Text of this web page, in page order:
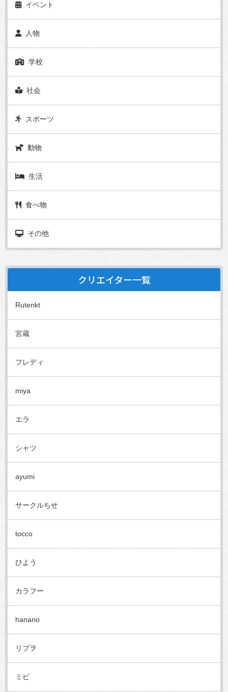
イベント
人物
学校
社会
スポーツ
動物
生活
食べ物
その他
クリエイター一覧
Rutenkt
宮蔵
フレディ
miya
エラ
シャツ
ayumi
サークルちせ
tocco
ひよう
カラフー
hanano
リプヲ
ミピ